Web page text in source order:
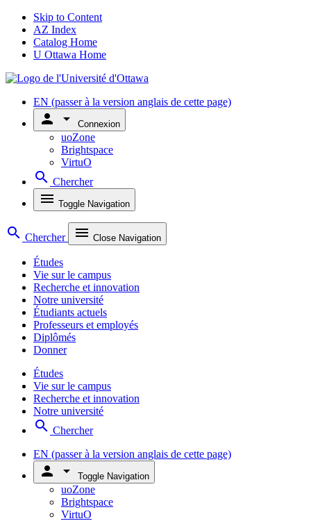
Skip to Content
AZ Index
Catalog Home
U Ottawa Home
EN (passer à la version anglais de cette page)
person arrow_drop_down Connexion
uoZone
Brightspace
VirtuO
search Chercher
menu Toggle Navigation
search Chercher menu Close Navigation
Études
Vie sur le campus
Recherche et innovation
Notre université
Étudiants actuels
Professeurs et employés
Diplômés
Donner
Études
Vie sur le campus
Recherche et innovation
Notre université
search Chercher
EN (passer à la version anglais de cette page)
person arrow_drop_down Toggle Navigation
uoZone
Brightspace
VirtuO